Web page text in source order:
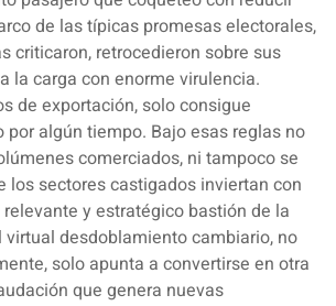
de las típicas promesas electorales,
criticaron, retrocedieron sobre sus
la carga con enorme virulencia.
de exportación, solo consigue
por algún tiempo. Bajo esas reglas no
comerciados, ni tampoco se
los sectores castigados inviertan con
y estratégico bastión de la
virtual desdoblamiento cambiario, no
solo apunta a convertirse en otra
que genera nuevas